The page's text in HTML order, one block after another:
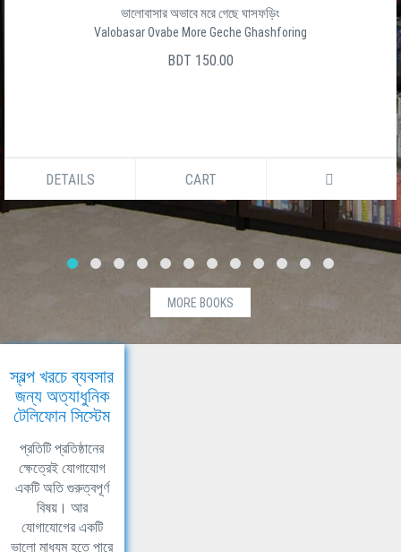
ভালোবাসার অভাবে মরে গেছে ঘাসফড়িং
Valobasar Ovabe More Geche Ghashforing
BDT 150.00
DETAILS CART
MORE BOOKS
স্বল্প খরচে ব্যবসার
জন্য অত্যাধুনিক
টেলিফোন সিস্টেম
প্রতিটি প্রতিষ্ঠানের
ক্ষেত্রেই যোগাযোগ
একটি অতি গুরুত্বপূর্ণ
বিষয়। আর
যোগাযোগের একটি
ভালো মাধ্যম হতে পারে